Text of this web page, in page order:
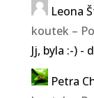
Leona
koutek –
Jj, byla :-) -
Petra